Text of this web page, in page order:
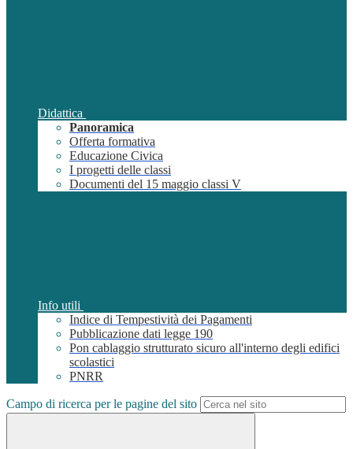
Didattica
Panoramica
Offerta formativa
Educazione Civica
I progetti delle classi
Documenti del 15 maggio classi V
Info utili
Indice di Tempestività dei Pagamenti
Pubblicazione dati legge 190
Pon cablaggio strutturato sicuro all'interno degli edifici
scolastici
PNRR
Campo di ricerca per le pagine del sito